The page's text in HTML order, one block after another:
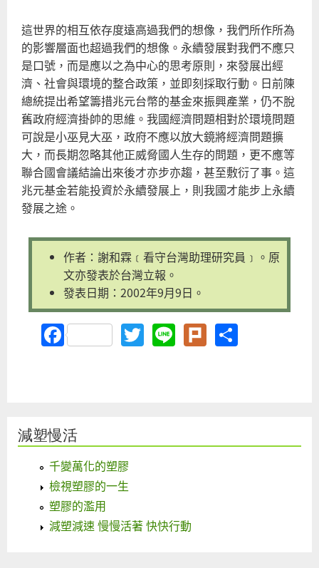
這世界的相互依存度遠高過我們的想像，我們所作所為
的影響層面也超過我們的想像。永續發展對我們不應只
是口號，而是應以之為中心的思考原則，來發展出經
濟、社會與環境的整合政策，並即刻採取行動。日前陳
總統提出希望籌措兆元台幣的基金來振興產業，仍不脫
舊政府經濟掛帥的思維。我國經濟問題相對於環境問題
可說是小巫見大巫，政府不應以放大鏡將經濟問題擴
大，而長期忽略其他正威脅國人生存的問題，更不應等
聯合國會議結論出來後才亦步亦趨，甚至敷衍了事。這
兆元基金若能投資於永續發展上，則我國才能步上永續
發展之途。
作者：謝和霖﹝看守台灣助理研究員﹞。原
文亦發表於台灣立報。
發表日期：2002年9月9日。
FacebookTwitter
LinePlurk
減塑慢活
千變萬化的塑膠
檢視塑膠的一生
塑膠的濫用
減塑減速 慢慢活著 快快行動